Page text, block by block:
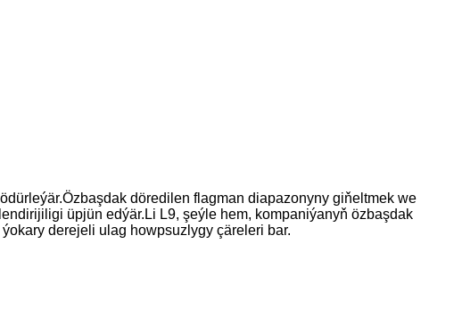
döredilen flagman diapazonyny giňeltmek we
üpjün edýär.Li L9, şeýle hem, kompaniýanyň özbaşdak
derejeli ulag howpsuzlygy çäreleri bar.